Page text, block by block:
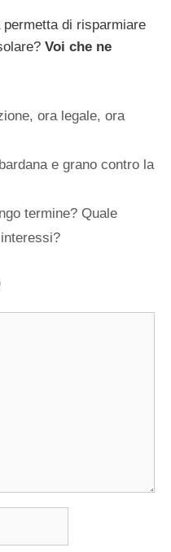
di risparmiare
Voi che ne
,ora legale,ora
e grano contro la
termine? Quale